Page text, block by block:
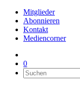
Mitglieder
Abonnieren
Kontakt
Mediencorner
0